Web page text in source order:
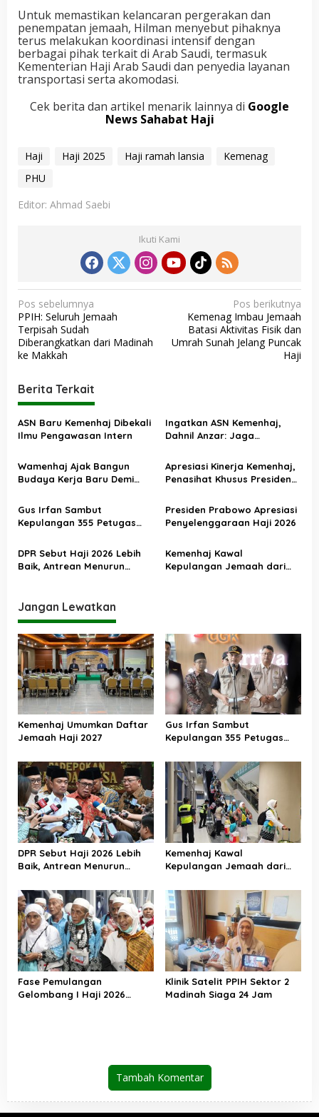
Untuk memastikan kelancaran pergerakan dan
penempatan jemaah, Hilman menyebut pihaknya
terus melakukan koordinasi intensif dengan
berbagai pihak terkait di Arab Saudi, termasuk
Kementerian Haji Arab Saudi dan penyedia layanan
transportasi serta akomodasi.
Cek berita dan artikel menarik lainnya di Google
News Sahabat Haji
Haji Haji 2025 Haji ramah lansia
Kemenag
PHU
Editor: Ahmad Saebi
Ikuti Kami
N
a
v
i
g
a
s
i
p
o
s
Pos sebelumnya
PPIH: Seluruh Jemaah
Terpisah Sudah
Diberangkatkan dari Madinah
ke Makkah
Pos berikutnya
Kemenag Imbau Jemaah
Batasi Aktivitas Fisik dan
Umrah Sunah Jelang Puncak
Haji
Berita Terkait
ASN Baru Kemenhaj Dibekali
Ilmu Pengawasan Intern
Ingatkan ASN Kemenhaj,
Dahnil Anzar: Jaga
Menjadikan Jemaah
sebagai Komoditas
Wamenhaj Ajak Bangun
Budaya Kerja Baru Demi
Jemaah
Apresiasi Kinerja Kemenhaj,
Penasihat Khusus Presiden
Penyelenggaraan Haji
Berjalan Baik
Gus Irfan Sambut
Kepulangan 355 Petugas
Presiden Prabowo Apresiasi
Penyelenggaraan Haji 2026
DPR Sebut Haji 2026 Lebih
Baik, Antrean Menurun
Kemenhaj Kawal
Kepulangan Jemaah dari
Jangan Lewatkan
Kemenhaj Umumkan Daftar
Jemaah Haji 2027
Gus Irfan Sambut
Kepulangan 355 Petugas
DPR Sebut Haji 2026 Lebih
Baik, Antrean Menurun
Kemenhaj Kawal
Kepulangan Jemaah dari
Akan Didistribusikan di
Tanah Air
Fase Pemulangan
Gelombang I Haji 2026
Klinik Satelit PPIH Sektor 2
Madinah Siaga 24 Jam
Tambah Komentar